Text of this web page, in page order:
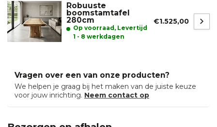
Robuuste
boomstamtafel
280cm
Op voorraad, Levertijd
1 - 8 werkdagen
€1.525,00
Vragen over een van onze producten?
We helpen je graag bij het maken van de juiste keuze
voor jouw inrichting. Neem contact op